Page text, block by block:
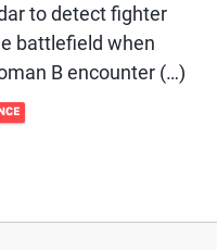
to detect fighter
battlefield when
B encounter (…)